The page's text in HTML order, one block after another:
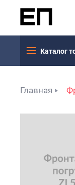
Каталог
Главная